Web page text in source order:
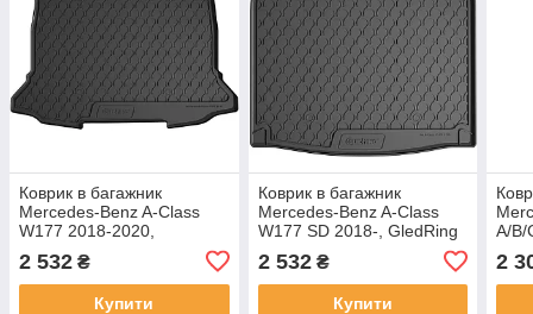
Коврик в багажник
Mercedes-Benz A-Class
W177 2018-2020,
2 532 ₴
Купити
Коврик в багажник
Mercedes-Benz A-Class
W177 SD 2018-, GledRing
2 532₴
Купити
A/B/
2